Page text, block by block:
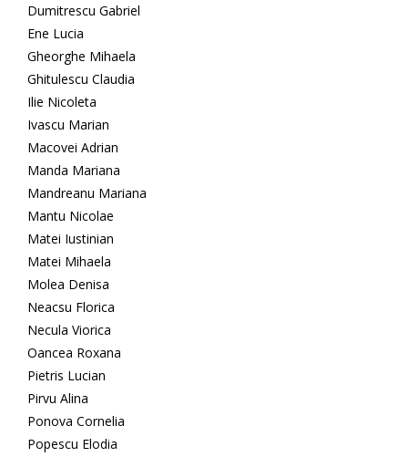
Dumitrescu Gabriel
Ene Lucia
Gheorghe Mihaela
Ghitulescu Claudia
Ilie Nicoleta
Ivascu Marian
Macovei Adrian
Manda Mariana
Mandreanu Mariana
Mantu Nicolae
Matei Iustinian
Matei Mihaela
Molea Denisa
Neacsu Florica
Necula Viorica
Oancea Roxana
Pietris Lucian
Pirvu Alina
Ponova Cornelia
Popescu Elodia